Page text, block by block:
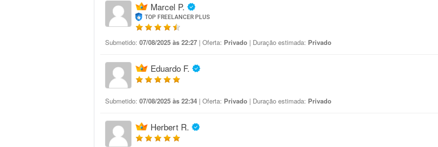
Marcel P.
TOP FREELANCER PLUS
Submetido: 07/08/2025 às 22:27 | Oferta: Privado | Duração estimada: Privado
Eduardo F.
Submetido: 07/08/2025 às 22:34 | Oferta: Privado | Duração estimada: Privado
Herbert R.